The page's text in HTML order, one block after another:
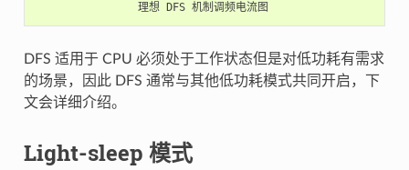
DFS 适用于 CPU 必须处于工作状态但是对低功耗有需求
的场景，因此 DFS 通常与其他低功耗模式共同开启，下
文会详细介绍。
Light-sleep 模式